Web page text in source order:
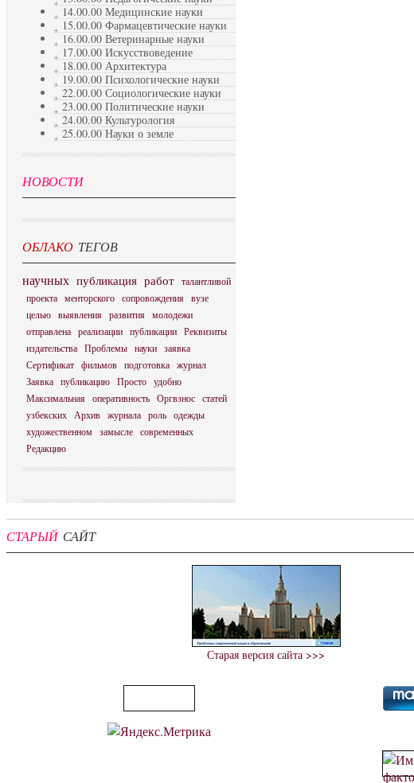
14.00.00 Медицинские науки
15.00.00 Фармацевтические науки
16.00.00 Ветеринарные науки
17.00.00 Искусствоведение
18.00.00 Архитектура
19.00.00 Психологические науки
22.00.00 Социологические науки
23.00.00 Политические науки
24.00.00 Культурология
25.00.00 Науки о земле
НОВОСТИ
ОБЛАКО ТЕГОВ
научных публикация работ талантливой
проекта менторского сопровождения вузе
целью выявления развития молодежи
отправлена реализации публикации Реквизиты
издательства Проблемы науки заявка
Сертификат фильмов подготовка журнал
Заявка публикацию Просто удобно
Максимальная оперативность Оргвзнос статей
узбекских
Архив журнала роль одежды
художественном замысле современных
Редакцию
СТАРЫЙ САЙТ
Старая версия сайта >>>